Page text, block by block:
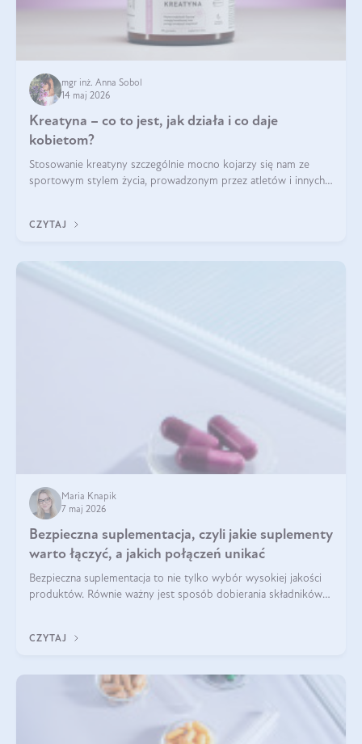
mgr inż. Anna Sobol
14 maj 2026
Kreatyna – co to jest, jak działa i co daje
kobietom?
Stosowanie kreatyny szczególnie mocno kojarzy się nam ze
sportowym stylem życia, prowadzonym przez atletów i innych
zwiększa masę
CZYTAJ
Maria Knapik
7 maj 2026
Bezpieczna suplementacja, czyli jakie suplementy
warto łączyć, a jakich połączeń unikać
Bezpieczna suplementacja to nie tylko wybór wysokiej jakości
produktów. Równie ważny jest sposób dobierania składników
CZYTAJ